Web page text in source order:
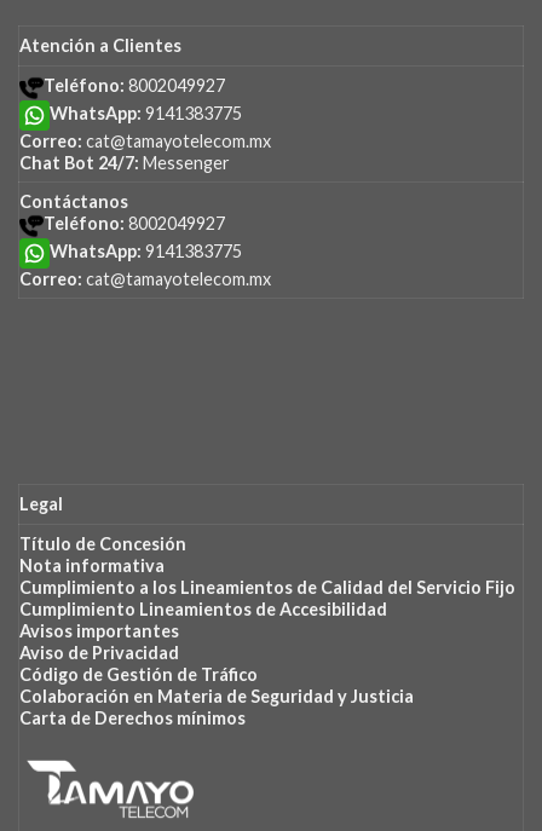
Atención a Clientes
Teléfono: 8002049927
WhatsApp: 9141383775
Correo: cat@tamayotelecom.mx
Chat Bot 24/7: Messenger
Contáctanos
Teléfono: 8002049927
WhatsApp: 9141383775
Correo: cat@tamayotelecom.mx
Legal
Título de Concesión
Nota informativa
Cumplimiento a los Lineamientos de Calidad del Servicio Fijo
Cumplimiento Lineamientos de Accesibilidad
Avisos importantes
Aviso de Privacidad
Código de Gestión de Tráfico
Colaboración en Materia de Seguridad y Justicia
Carta de Derechos mínimos